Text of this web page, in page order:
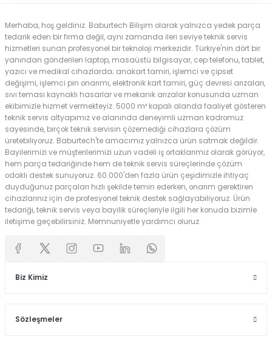
Merhaba, hoş geldiniz. Baburtech Bilişim olarak yalnızca yedek parça
tedarik eden bir firma değil, aynı zamanda ileri seviye teknik servis
hizmetleri sunan profesyonel bir teknoloji merkezidir. Türkiye'nin dört bir
yanından gönderilen laptop, masaüstü bilgisayar, cep telefonu, tablet,
yazıcı ve medikal cihazlarda; anakart tamiri, işlemci ve çipset
değişimi, işlemci pin onarımı, elektronik kart tamiri, güç devresi arızaları,
sıvı teması kaynaklı hasarlar ve mekanik arızalar konusunda uzman
ekibimizle hizmet vermekteyiz. 5000 m² kapalı alanda faaliyet gösteren
teknik servis altyapımız ve alanında deneyimli uzman kadromuz
sayesinde, birçok teknik servisin çözemediği cihazlara çözüm
üretebiliyoruz. Baburtech'te amacımız yalnızca ürün satmak değildir.
Bayilerimizi ve müşterilerimizi uzun vadeli iş ortaklarımız olarak görüyor,
hem parça tedariğinde hem de teknik servis süreçlerinde çözüm
odaklı destek sunuyoruz. 60.000'den fazla ürün çeşidimizle ihtiyaç
duyduğunuz parçaları hızlı şekilde temin ederken, onarım gerektiren
cihazlarınız için de profesyonel teknik destek sağlayabiliyoruz. Ürün
tedariği, teknik servis veya bayilik süreçleriyle ilgili her konuda bizimle
iletişime geçebilirsiniz. Memnuniyetle yardımcı oluruz.
Biz Kimiz
Sözleşmeler